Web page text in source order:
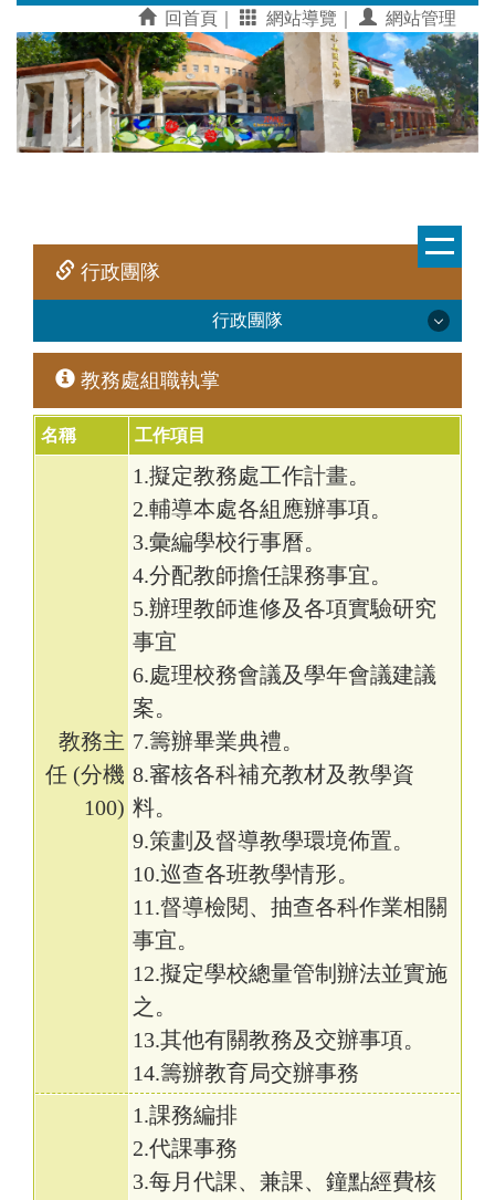
到
主
要
內
容
回首頁｜ 網站導覽｜ 網站管理
行政團隊
行政團隊
工作計畫及管理辦法與申請書
校長室
會計室公告
教務處組職執掌
名稱 工作項目
教務主
任 (分機
100)
1.擬定教務處工作計畫。
2.輔導本處各組應辦事項。
3.彙編學校行事曆。
4.分配教師擔任課務事宜。
5.辦理教師進修及各項實驗研究
事宜
6.處理校務會議及學年會議建議
案。
7.籌辦畢業典禮。
8.審核各科補充教材及教學資
料。
9.策劃及督導教學環境佈置。
10.巡查各班教學情形。
11.督導檢閱、抽查各科作業相關
事宜。
12.擬定學校總量管制辦法並實施
之。
13.其他有關教務及交辦事項。
14.籌辦教育局交辦事務
1.課務編排
2.代課事務
3.每月代課、兼課、鐘點經費核